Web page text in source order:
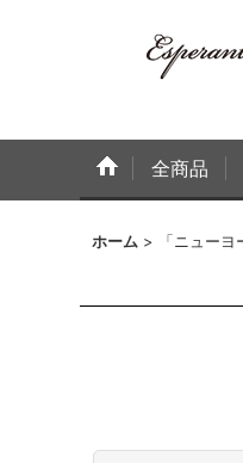
全商品
ホーム > 「ニュー